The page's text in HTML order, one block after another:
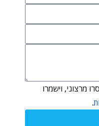
מרצוני, וישמרו
.